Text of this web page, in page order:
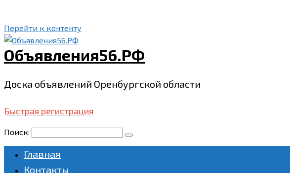
Перейти к контенту
Объявления56.РФ
Доска объявлений Оренбургской области
Быстрая регистрация
Поиск:
Главная
Контакты